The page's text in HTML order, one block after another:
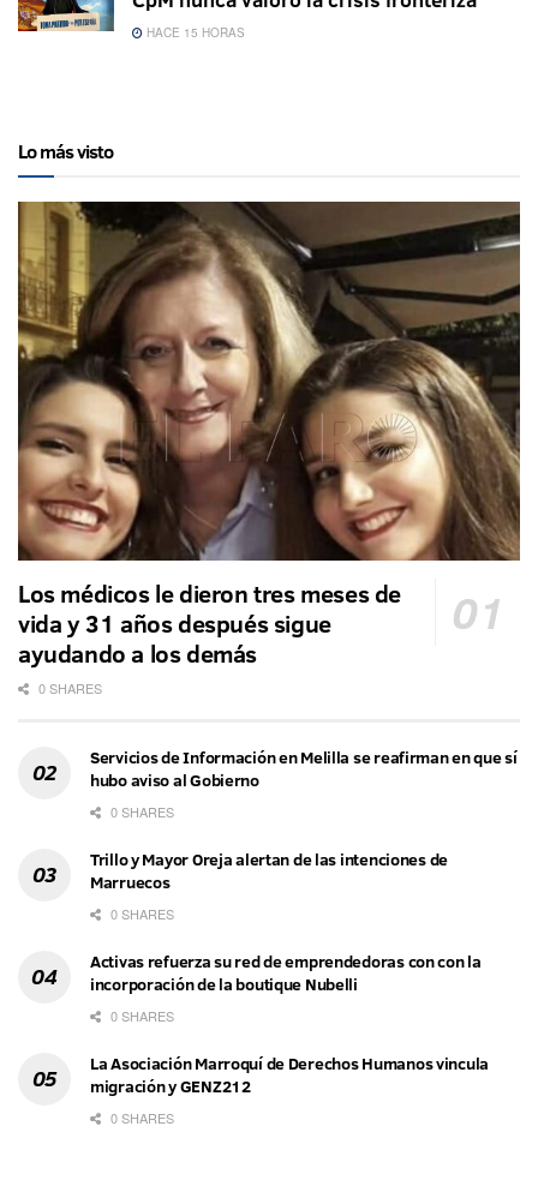
HACE 15 HORAS
Lo más visto
Los médicos le dieron tres meses de
vida y 31 años después sigue
ayudando a los demás
0 SHARES
Servicios de Información en Melilla se reafirman en que sí
hubo aviso al Gobierno
0 SHARES
Trillo y Mayor Oreja alertan de las intenciones de
Marruecos
0 SHARES
Activas refuerza su red de emprendedoras con con la
incorporación de la boutique Nubelli
0 SHARES
La Asociación Marroquí de Derechos Humanos vincula
migración y GENZ212
0 SHARES